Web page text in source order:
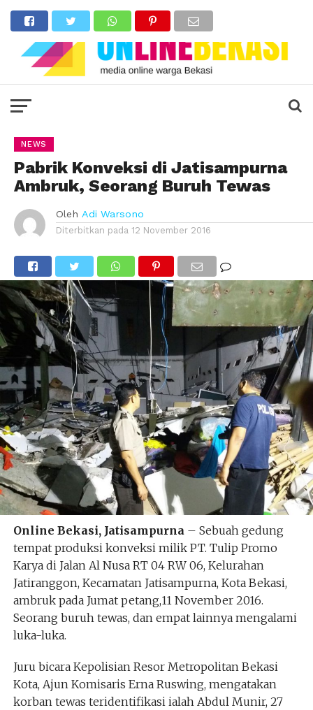
NEWS
Pabrik Konveksi di Jatisampurna
Ambruk, Seorang Buruh Tewas
Oleh Adi Warsono
Diterbitkan pada 12 November 2016
Online Bekasi, Jatisampurna– Sebuah gedung
tempat produksi konveksi milik PT. Tulip Promo
Karya di Jalan Al Nusa RT 04 RW 06, Kelurahan
Jatiranggon, Kecamatan Jatisampurna, Kota Bekasi,
ambruk pada Jumat petang,11 November 2016.
Seorang buruh tewas, dan empat lainnya mengalami
luka-luka.
Juru bicara Kepolisian Resor Metropolitan Bekasi
Kota, Ajun Komisaris Erna Ruswing, mengatakan
korban tewas teridentifikasi ialah Abdul Munir, 27